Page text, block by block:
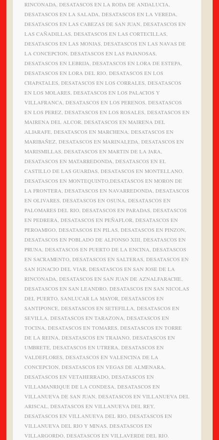
RINCONADA, DESATASCOS EN LA RODA DE ANDALUCIA,
DESATASCOS EN LA SALADA, DESATASCOS EN LA VEREDA,
DESATASCOS EN LAS CABEZAS DE SAN JUAN, DESATASCOS EN
LAS CAÑADILLAS, DESATASCOS EN LAS CORTECILLAS,
DESATASCOS EN LAS MONJAS, DESATASCOS EN LAS NAVAS DE
LA CONCEPCION, DESATASCOS EN LAS PAJANOSAS,
DESATASCOS EN LEBRIJA, DESATASCOS EN LORA DE ESTEPA,
DESATASCOS EN LORA DEL RIO, DESATASCOS EN LOS
CHAPATALES, DESATASCOS EN LOS CORRALES, DESATASCOS
EN LOS MOLARES, DESATASCOS EN LOS PALACIOS Y
VILLAFRANCA, DESATASCOS EN LOS PERENOS, DESATASCOS
EN LOS PEREZ, DESATASCOS EN LOS ROSALES, DESATASCOS EN
MAIRENA DEL ALCOR, DESATASCOS EN MAIRENA DEL
ALJARAFE, DESATASCOS EN MARCHENA, DESATASCOS EN
MARIBAÑEZ, DESATASCOS EN MARINALEDA, DESATASCOS EN
MARISMILLAS, DESATASCOS EN MARTIN DE LA JARA,
DESATASCOS EN MATARREDONDA, DESATASCOS EN EL
CASTILLO DE LAS GUARDAS, DESATASCOS EN MONTELLANO,
DESATASCOS EN MONTEQUINTO,DESATASCOS EN MORON DE
LA FRONTERA, DESATASCOS EN NAVARREDONDA, DESATASCOS
EN OLIVARES, DESATASCOS EN OSUNA, DESATASCOS EN
PALOMARES DEL RIO, DESATASCOS EN PARADAS, DESATASCOS
EN PEDRERA, DESATASCOS EN PEÑAFLOR, DESATASCOS EN
PEROAMIGO, DESATASCOS EN PILAS, DESATASCOS EN PINZON,
DESATASCOS EN POBLADO DE ALFONSO XIII, DESATASCOS EN
PRUNA, DESATASCOS EN PUERTO DE LA ENCINA, DESATASCOS
EN SACRAMENTO, DESATASCOS EN SALTERAS, DESATASCOS EN
SAN IGNACIO DEL VIAR, DESATASCOS EN SAN JOSE DE LA
RINCONADA, DESATASCOS EN SAN JUAN DE AZNALFARACHE,
DESATASCOS EN SAN LEANDRO, DESATASCOS EN SAN NICOLAS
DEL PUERTO, SANLUCAR LA MAYOR, DESATASCOS EN
SANTIPONCE, DESATASCOS EN SETEFILLA, DESATASCOS EN
SEVILLA, DESATASCOS EN TARAZONA, DESATASCOS EN
TOCINA, DESATASCOS EN TOMARES, DESATASCOS EN TORRE
DE LA REINA, DESATASCOS EN TRAJANO, DESATASCOS EN
UMBRETE, DESATASCOS EN UTRERA, DESATASCOS EN
VALDEFLORES, DESATASCOS EN VALENCINA DE LA
CONCEPCION, DESATASCOS EN VEGAS DE ALMENARA,
DESATASCOS EN VETAHERRADO, DESATASCOS EN
VILLAMANRIQUE DE LA CONDESA, DESATASCOS EN
VILLANUEVA DE SAN JUAN, DESATASCOS EN VILLANUEVA DEL
ARISCAL, DESATASCOS EN VILLANUEVA DEL REY,
DESATASCOS EN VILLANUEVA DEL RIO, DESATASCOS EN
VILLANUEVA DEL RIO Y MINAS, DESATASCOS EN
VILLARGORDO, DESATASCOS EN VILLAVERDE DEL RIO.